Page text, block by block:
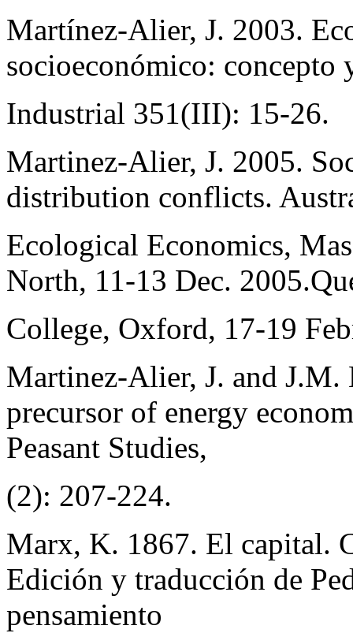
Martínez-Alier, J. 2003.
socioeconómico:
Industrial 351(III): 15-26.
Martinez-Alier, J. 2005.
distribution conflicts.
Ecological Economics,
North, 11-13 Dec.
College, Oxford, 17-19
Martinez-Alier, J. and
precursor of energy
Peasant Studies,
(2): 207-224.
Marx, K. 1867. El capital.
Edición y traducción de
pensamiento